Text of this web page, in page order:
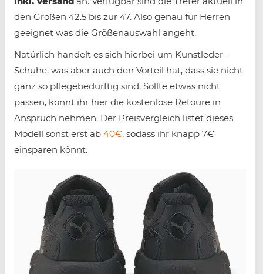
den Größen 42.5 bis zur 47. Also genau für Herren
geeignet was die Größenauswahl angeht.
Natürlich handelt es sich hierbei um Kunstleder-
Schuhe, was aber auch den Vorteil hat, dass sie nicht
ganz so pflegebedürftig sind. Sollte etwas nicht
passen, könnt ihr hier die kostenlose Retoure in
Anspruch nehmen. Der Preisvergleich listet dieses
Modell sonst erst ab 40€, sodass ihr knapp 7€
einsparen könnt.